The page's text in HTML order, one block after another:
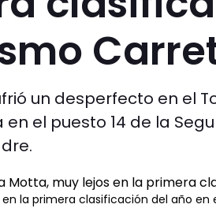
un desperfecto en el
el puesto 14 de la
la primera clasificación del año en